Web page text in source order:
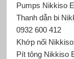
Pumps Nikkiso
Thanh dẫn bi
0932 600 412
Khớp nối
Pít tông Nikkiso